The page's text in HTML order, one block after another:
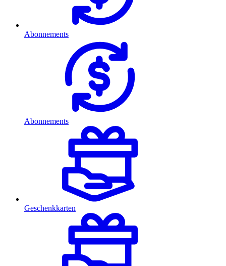
Abonnements
Abonnements
Geschenkkarten